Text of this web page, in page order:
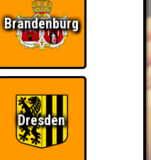
Brandenburg
Dresden